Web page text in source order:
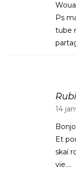
Ps
tube
14
Et
skaï
vie….